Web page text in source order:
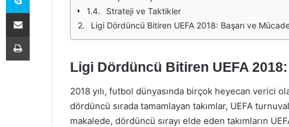
Strateji ve Taktikler
Ligi Dördüncü Bitiren UEFA 2018: Başarı ve
Ligi Dördüncü Bitiren UEFA
2018 yılı, futbol dünyasında birçok heyecan verici
dördüncü sırada tamamlayan takımlar, UEFA
makalede, dördüncü sırayı elde eden takımların
E-Posta ile paylaş